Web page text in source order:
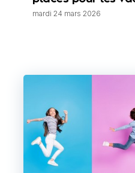
mardi 24 mars 2026